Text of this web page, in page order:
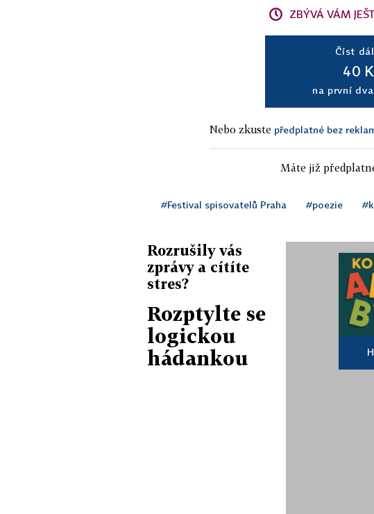
ZBÝVÁ VÁM
Číst
40
na první
Nebo zkuste předplatné bez
Máte již
#Festival spisovatelů Praha #poezie
Rozrušily vás
zprávy a cítíte
stres?
Rozptylte se
logickou
hádankou